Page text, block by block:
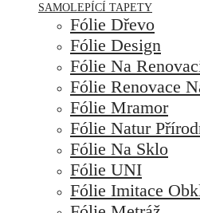
SAMOLEPÍCÍ TAPETY
Fólie Dřevo
Fólie Design
Fólie Na
Fólie Renovace
Fólie Mramor
Fólie Natur
Fólie Na Sklo
Fólie UNI
Fólie Imitace